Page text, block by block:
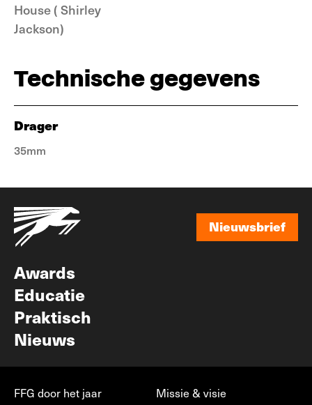
House ( Shirley
Jackson)
Technische gegevens
Drager
35mm
Nieuwsbrief
Awards
Educatie
Praktisch
Nieuws
FFG door het jaar Missie & visie